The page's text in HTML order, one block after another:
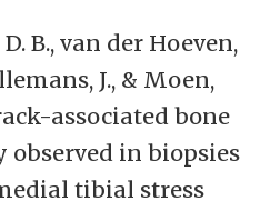
B., van der Hoeven,
J., & Moen,
associated bone
in biopsies
tibial stress